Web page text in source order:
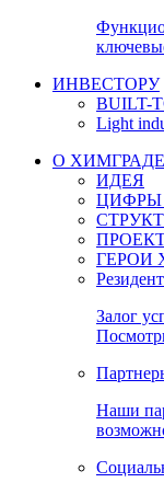
ИНВЕСТОРУ
BUILT-
Light
О ХИМГРАДЕ
ИДЕЯ
ЦИФРЫ
ГЕРОИ
Залог
Наши